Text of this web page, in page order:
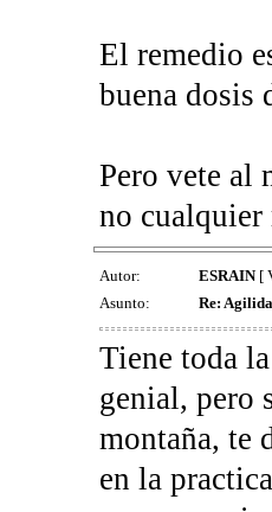
El remedio
buena dosis
Pero vete al
no cualquier
Autor: ESRAIN[
Asunto:
Re:
Tiene toda
genial, pero
montaña, te
en la